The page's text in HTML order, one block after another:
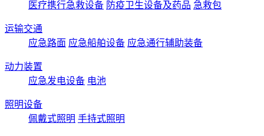
医疗携行急救设备 防疫卫生设备及药品 急救包
运输交通
应急路面 应急船舶设备 应急通行辅助装备
动力装置
应急发电设备 电池
照明设备
佩戴式照明 手持式照明